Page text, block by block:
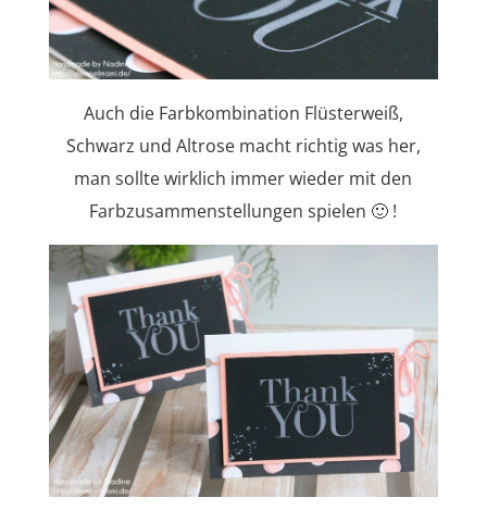
Auch die Farbkombination Flüsterweiß,
Schwarz und Altrose macht richtig was her,
man sollte wirklich immer wieder mit den
Farbzusammenstellungen spielen 🙂 !